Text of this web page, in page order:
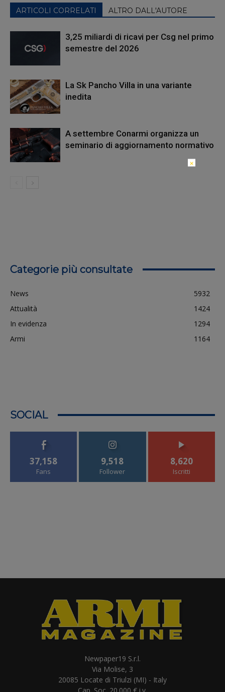
ARTICOLI CORRELATI ALTRO DALL'AUTORE
3,25 miliardi di ricavi per Csg nel primo
semestre del 2026
La Sk Pancho Villa in una variante
inedita
A settembre Conarmi organizza un
seminario di aggiornamento normativo
Categorie più consultate
News
5932
Attualità
1424
In evidenza
1294
Armi
1164
SOCIAL
37,158
Fans
9,518
Follower
8,620
Iscritti
Newpaper19 S.r.l.
Via Molise, 3
20085 Locate di Triulzi (MI) - Italy
×